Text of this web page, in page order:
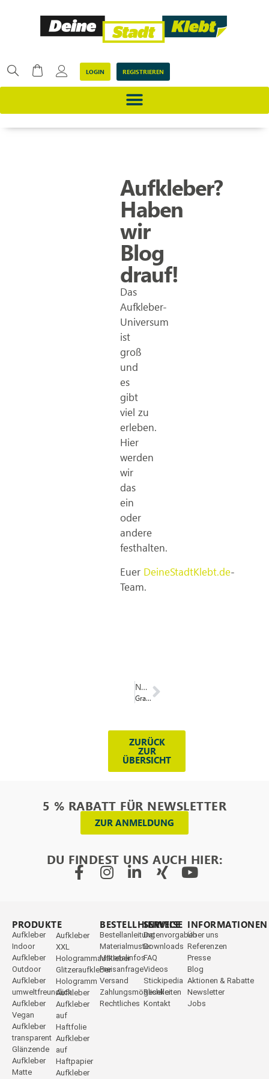
LOGIN REGISTRIEREN
Aufkleber?
Haben
wir
Blog
drauf!
Das
Aufkleber-
Universum
ist
groß
und
es
gibt
viel zu
erleben.
Hier
werden
wir
das
ein
oder
andere
festhalten.
Euer DeineStadtKlebt.de-
Team.
NÄCHSTER
Graffitibox-Summerjam
ZURÜCK
ZUR
ÜBERSICHT
5 % RABATT FÜR NEWSLETTER
ZUR ANMELDUNG
DU FINDEST UNS AUCH HIER:
PRODUKTE
Aufkleber
Indoor
Aufkleber
Outdoor
Aufkleber
umweltfreundlich
Aufkleber
Vegan
Aufkleber
transparent
Glänzende
Aufkleber
Matte
_
Aufkleber
XXL
Hologrammaufkleber
Glitzeraufkleber
Hologramm
Aufkleber
Aufkleber
auf
Haftfolie
Aufkleber
auf
Haftpapier
Aufkleber
BESTELLHINWEISE
Bestellanleitung
Materialmuster
Materialinfos
Preisanfrage
Versand
Zahlungsmöglichkeiten
Rechtliches
SERVICE
Datenvorgaben
Downloads
FAQ
Videos
Stickipedia
Reseller
Kontakt
INFORMATIONEN
Über uns
Referenzen
Presse
Blog
Aktionen & Rabatte
Newsletter
Jobs